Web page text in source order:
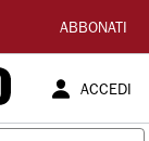
ABBONATI
ACCEDI